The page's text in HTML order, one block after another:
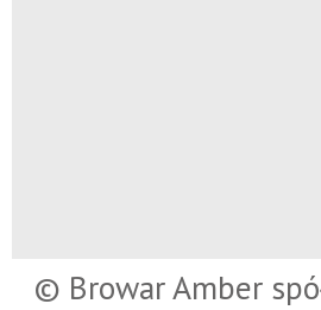
© Browar Amber